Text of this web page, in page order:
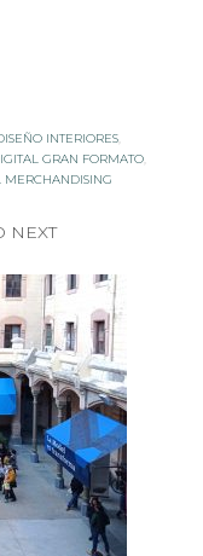
INTERIORES
GRAN FORMATO
MERCHANDISING
NEXT